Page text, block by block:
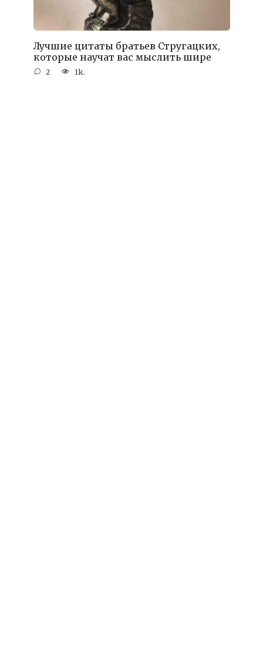
Лучшие цитаты братьев Стругацких,
которые научат вас мыслить шире
2 1k.